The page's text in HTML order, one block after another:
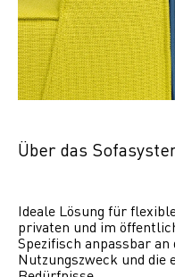
Über das
Ideale Lösung für
privaten und im
Spezifisch anpassbar an
Nutzungszweck und die